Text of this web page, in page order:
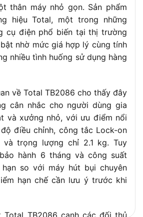
thân máy nhỏ gọn. Sản phẩm
hiệu Total, một trong những
cụ điện phổ biến tại thị trường
nhờ mức giá hợp lý cùng tính
nhiều tình huống sử dụng hàng
về Total TB2086 cho thấy đây
cân nhắc cho người dùng gia
và xưởng nhỏ, với ưu điểm nổi
điều chỉnh, công tắc Lock-on
trọng lượng chỉ 2.1 kg. Tuy
hành 6 tháng và công suất
so với máy hút bụi chuyên
hạn chế cần lưu ý trước khi